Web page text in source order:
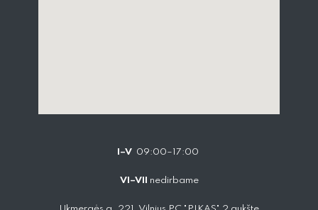
I–V 09:00–17:00
VI–VII nedirbame